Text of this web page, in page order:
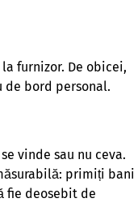
furnizor. De obicei,
bord personal.
vinde sau nu ceva.
primiți bani
fie deosebit de